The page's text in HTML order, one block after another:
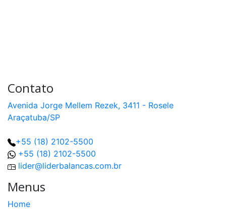
Contato
Avenida Jorge Mellem Rezek, 3411 - Rosele
Araçatuba/SP
+55 (18) 2102-5500
+55 (18) 2102-5500
lider@liderbalancas.com.br
Menus
Home